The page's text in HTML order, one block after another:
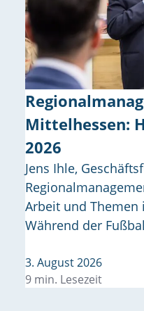
Mittelhessen:
2026
Jens Ihle,
Arbeit und Themen
Während der
3. August 2026
9 min. Lesezeit